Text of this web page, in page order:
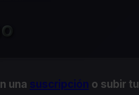
una suscripción o subir tu